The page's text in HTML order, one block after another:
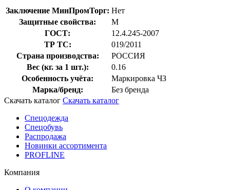
Заключение МинПромТорг: Нет
Защитные свойства:
М
ГОСТ:
12.4.245-2007
ТР ТС:
019/2011
Страна производства:
РОССИЯ
Вес (кг. за 1 шт.):
0.16
Особенность учёта:
Маркировка ЧЗ
Марка/бренд:
Без бренда
Скачать каталог Скачать каталог
Спецодежда
Спецобувь
Распродажа
Новинки ассортимента
PROFLINE
Компания